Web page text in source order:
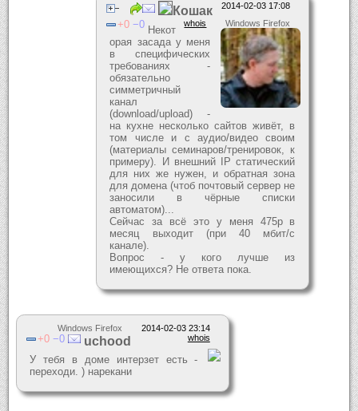
2014-02-03 17:08
Windows Firefox
whois
0 0
Кошак
Некот
орая засада у меня
в специфических
требованиях -
обязательно
симметричный
канал
(download/upload) -
на кухне несколько сайтов живёт, в
том числе и с аудио/видео своим
(материалы семинаров/тренировок, к
примеру). И внешний IP статический
для них же нужен, и обратная зона
для домена (чтоб почтовый сервер не
заносили в чёрные списки
автоматом)...
Сейчас за всё это у меня 475р в
месяц выходит (при 40 мбит/с
канале).
Вопрос - у кого лучше из
имеющихся? Не ответа пока.
2014-02-03 23:14
Windows Firefox
whois
0 0 uchood
У тебя в доме интерзет есть -
переходи. ) нарекани